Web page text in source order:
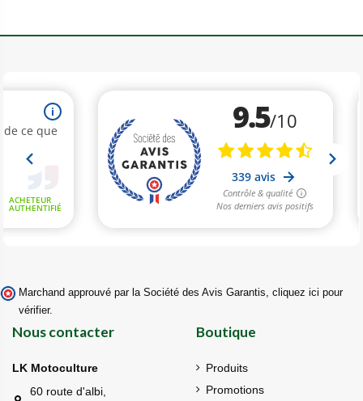
Marchand approuvé par la Société des Avis Garantis, cliquez ici pour
vérifier.
Nous contacter
LK Motoculture
60 route d'albi,
Boutique
Produits
Promotions